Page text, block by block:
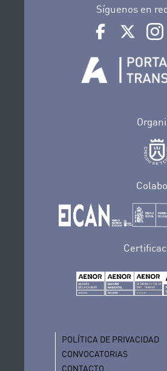
Síguenos en
Ir a perfil de
Ir a
POLÍTICA DE PRIVACIDAD
CONVOCATORIAS
CONTACTO